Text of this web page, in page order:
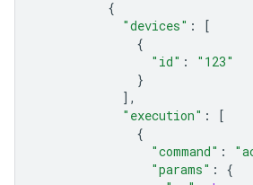
{
"devices" :
[
{
"id" :
"123"
}
],
"execution" :
[
{
"command" :
"params" :
{